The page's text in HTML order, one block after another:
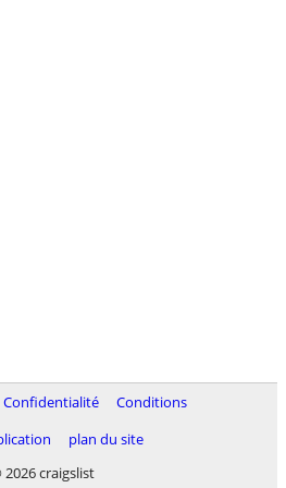
Confidentialité
Conditions
plan du site
craigslist